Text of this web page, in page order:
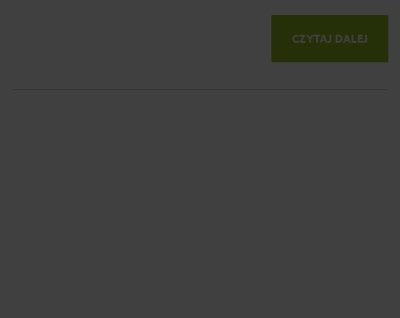
CZYTAJ DALEJ